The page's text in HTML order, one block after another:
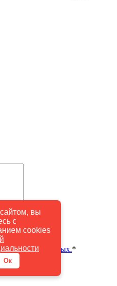
вы
с
cookies
Ок
данных.*
один клик